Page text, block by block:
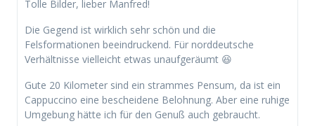
Tolle Bilder, lieber Manfred!
Die Gegend ist wirklich sehr schön und die
Felsformationen beeindruckend. Für norddeutsche
Verhältnisse vielleicht etwas unaufgeräumt 😆
Gute 20 Kilometer sind ein strammes Pensum, da ist ein
Cappuccino eine bescheidene Belohnung. Aber eine ruhige
Umgebung hätte ich für den Genuß auch gebraucht.